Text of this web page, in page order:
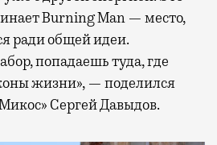
Burning Man — место,
ради общей идеи.
попадаешь туда, где
жизни», — поделился
Сергей Давыдов.